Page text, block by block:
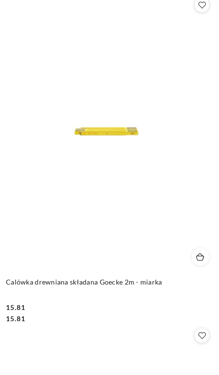
Calówka drewniana składana Goecke 2m - miarka
Cena:
15.81
Cena:
15.81